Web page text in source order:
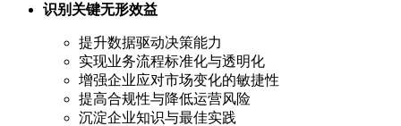
识别关键无形效益
提升数据驱动决策能力
实现业务流程标准化与透明化
增强企业应对市场变化的敏捷性
提高合规性与降低运营风险
沉淀企业知识与最佳实践